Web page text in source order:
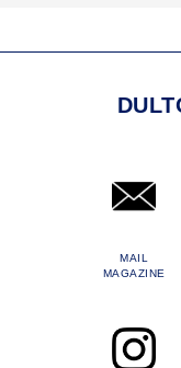
MAIL
MAGAZINE